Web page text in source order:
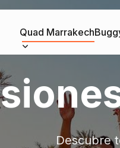
Quad Marrakech
Descubre